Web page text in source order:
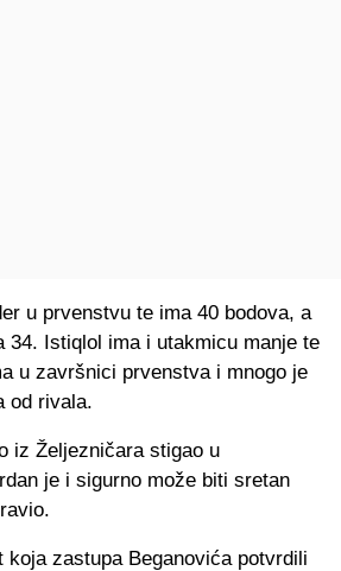
u prvenstvu te ima 40 bodova, a
34. Istiqlol ima i utakmicu manje te
u završnici prvenstva i mnogo je
od rivala.
iz Željezničara stigao u
je i sigurno može biti sretan
koja zastupa Beganovića potvrdili